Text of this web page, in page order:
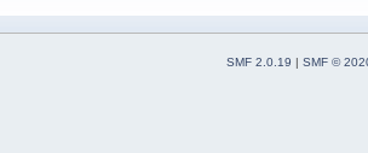
SMF 2.0.19 | SMF ©